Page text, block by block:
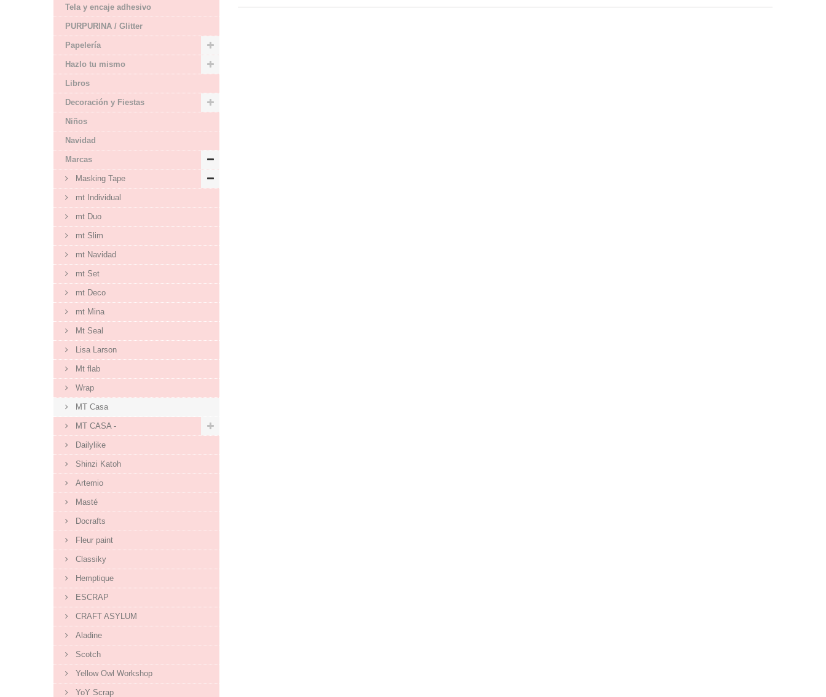
Tela y encaje adhesivo
PURPURINA / Glitter
Papelería
Hazlo tu mismo
Libros
Decoración y Fiestas
Niños
Navidad
Marcas
Masking Tape
mt Individual
mt Duo
mt Slim
mt Navidad
mt Set
mt Deco
mt Mina
Mt Seal
Lisa Larson
Mt flab
Wrap
MT Casa
MT CASA -
Dailylike
Shinzi Katoh
Artemio
Masté
Docrafts
Fleur paint
Classiky
Hemptique
ESCRAP
CRAFT ASYLUM
Aladine
Scotch
Yellow Owl Workshop
YoY Scrap